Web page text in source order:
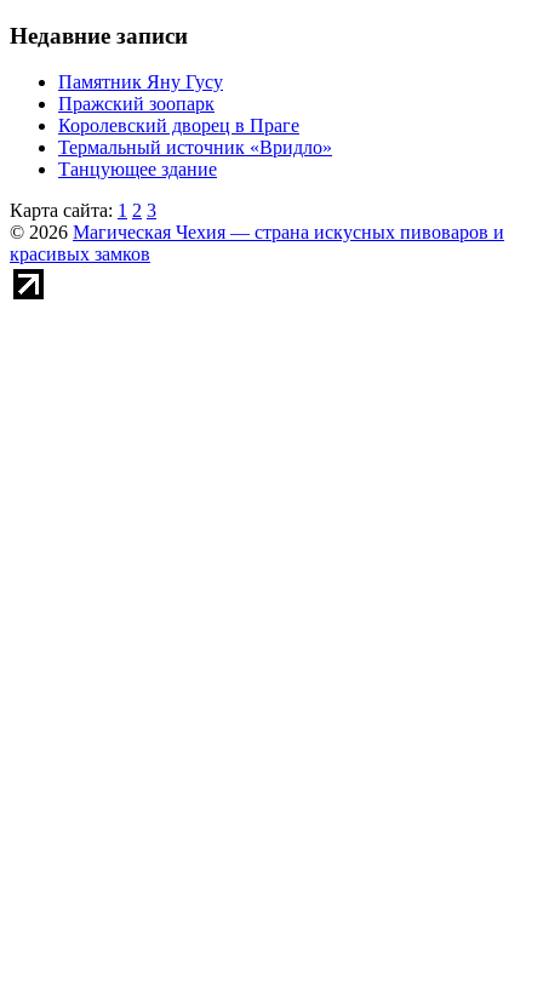
Недавние записи
Памятник Яну Гусу
Пражский зоопарк
Королевский дворец в Праге
Термальный источник «Вридло»
Танцующее здание
Карта сайта: 1 2 3
© 2026 Магическая Чехия — страна искусных пивоваров и
красивых замков